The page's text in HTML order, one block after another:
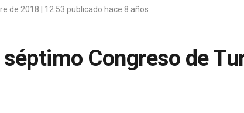
de 2018 | 12:53 publicado hace 8 años
Congreso de